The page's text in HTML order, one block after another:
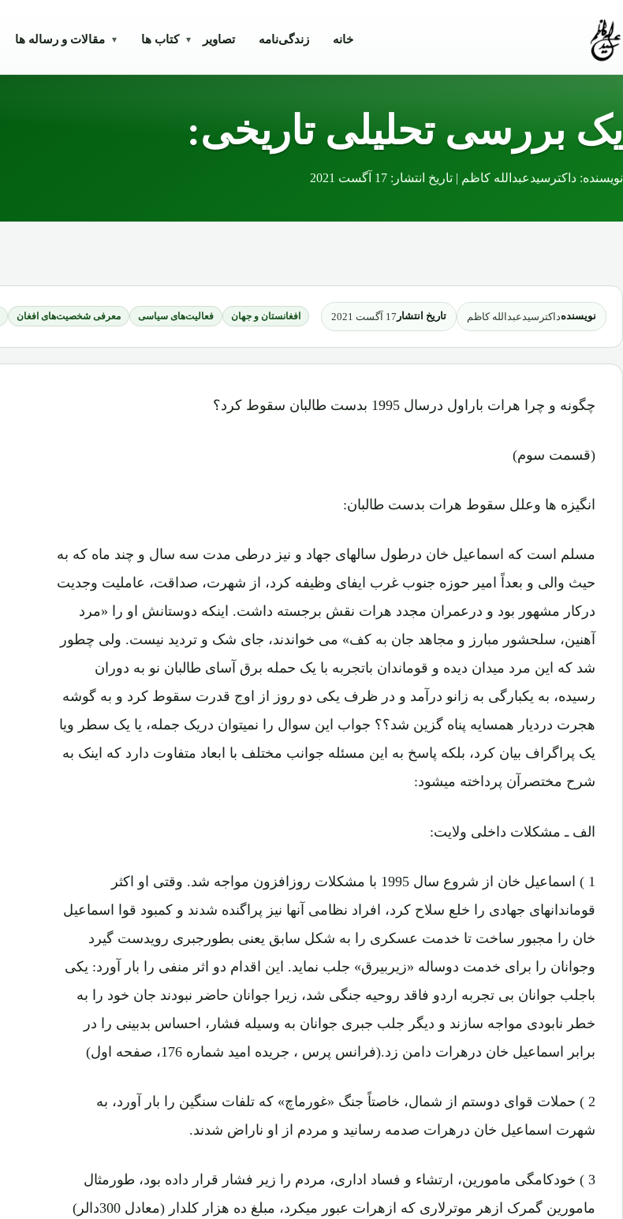
خانه زندگی‌نامه تصاویر کتاب ها ▾ مقالات و رساله ها ▾
یک بررسی تحلیلی تاریخی:
نویسنده: داکترسیدعبدالله کاظم | تاریخ انتشار: 17 آگست 2021
نویسندهداکترسیدعبدالله کاظم تاریخ انتشار17 آگست 2021 افغانستان و جهان فعالیت‌های سیاسی معرفی شخصیت‌های افغان
چگونه و چرا هرات باراول درسال 1995 بدست طالبان سقوط کرد؟
(قسمت سوم)
انگیزه ها وعلل سقوط هرات بدست طالبان:
مسلم است که اسماعیل خان درطول سالهای جهاد و نیز درطی مدت سه سال و چند ماه که به
حیث والی و بعداً امیر حوزه جنوب غرب ایفای وظیفه کرد، از شهرت، صداقت، عاملیت وجدیت
درکار مشهور بود و درعمران مجدد هرات نقش برجسته داشت. اینکه دوستانش او را «مرد
آهنین، سلحشور مبارز و مجاهد جان به کف» می خواندند، جای شک و تردید نیست. ولی چطور
شد که این مرد میدان دیده و قوماندان باتجربه با یک حمله برق آسای طالبان نو به دوران
رسیده، به یکبارگی به زانو درآمد و در ظرف یکی دو روز از اوج قدرت سقوط کرد و به گوشه
هجرت دردیار همسایه پناه گزین شد؟؟ جواب این سوال را نمیتوان دریک جمله، یا یک سطر ویا
یک پراگراف بیان کرد، بلکه پاسخ به این مسئله جوانب مختلف با ابعاد متفاوت دارد که اینک به
شرح مختصرآن پرداخته میشود:
الف ـ مشکلات داخلی ولایت:
1 ) اسماعیل خان از شروع سال 1995 با مشکلات روزافزون مواجه شد. وقتی او اکثر
قوماندانهای جهادی را خلع سلاح کرد، افراد نظامی آنها نیز پراگنده شدند و کمبود قوا اسماعیل
خان را مجبور ساخت تا خدمت عسکری را به شکل سابق یعنی بطورجبری رویدست گیرد
وجوانان را برای خدمت دوساله «زیربیرق» جلب نماید. این اقدام دو اثر منفی را بار آورد: یکی
باجلب جوانان بی تجربه اردو فاقد روحیه جنگی شد، زیرا جوانان حاضر نبودند جان خود را به
خطر نابودی مواجه سازند و دیگر جلب جبری جوانان به وسیله فشار، احساس بدبینی را در
برابر اسماعیل خان درهرات دامن زد.(فرانس پرس ، جریده امید شماره 176، صفحه اول)
2 ) حملات قوای دوستم از شمال، خاصتاً جنگ «غورماچ» که تلفات سنگین را بار آورد، به
شهرت اسماعیل خان درهرات صدمه رسانید و مردم از او ناراض شدند.
3 ) خودکامگی مامورین، ارتشاء و فساد اداری، مردم را زیر فشار قرار داده بود، طورمثال
مامورین گمرک ازهر موترلاری که ازهرات عبور میکرد، مبلغ ده هزار کلدار (معادل 300دالر)